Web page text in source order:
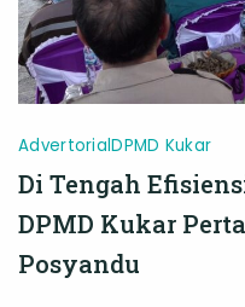
AdvertorialDPMD Kukar
Di Tengah
DPMD Kukar
Posyandu